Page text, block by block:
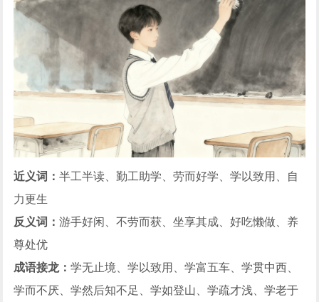
近义词：半工半读、勤工助学、劳而好学、学以致用、自
力更生
反义词：游手好闲、不劳而获、坐享其成、好吃懒做、养
尊处优
成语接龙：学无止境、学以致用、学富五车、学贯中西、
学而不厌、学然后知不足、学如登山、学疏才浅、学老于